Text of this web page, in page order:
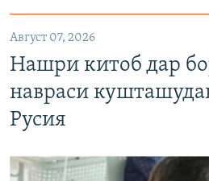
Август 07, 2026
Нашри китоб дар
навраси
Русия